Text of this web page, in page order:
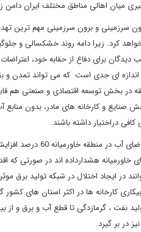
میان اهالی مناطق مختلف ایران دامن
سرزمینی و برون سرزمینی مهم ترین
کرد. زیرا دامه روند خشکسالی و
برای دفاع از حقابه خود،
ای جدی است که می تواند تمدن و
در بخش توسعه اقتصادی و صنعتی
صنایع و کارخانه های مادر، بدون
دراختیار داشته باشند.
طبق گزارش سازمان
هشدارداده اند در صورتی که
در ایجاد اختلال در شبکه تولید برق
کارخانه ها در اکثر استان های
نفت ، گرمازدگی تا قطع آب و برق
در بر گیرد.